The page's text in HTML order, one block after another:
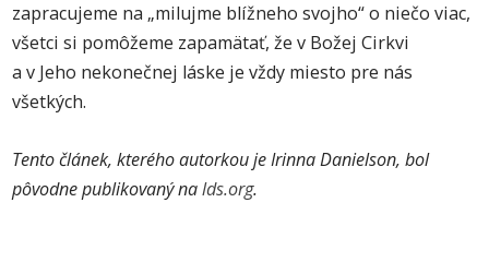
zapracujeme na „milujme blížneho svojho“ o niečo viac,
všetci si pomôžeme zapamätať, že v Božej Cirkvi
a v Jeho nekonečnej láske je vždy miesto pre nás
všetkých.
Tento článek, kterého autorkou je Irinna Danielson, bol
pôvodne publikovaný nalds.org.